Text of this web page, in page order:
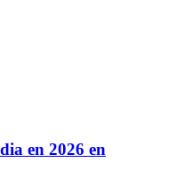
en 2026 en